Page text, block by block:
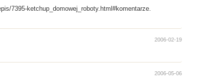
7395-ketchup_domowej_roboty.html#komentarze.
2006-02-19
2006-05-06